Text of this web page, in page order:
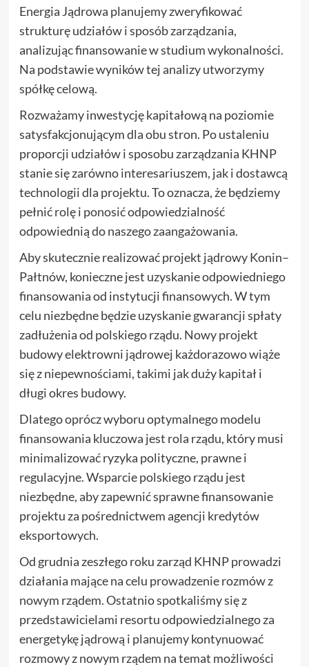
Energia Jądrowa planujemy zweryfikować
strukturę udziałów i sposób zarządzania,
analizując finansowanie w studium wykonalności.
Na podstawie wyników tej analizy utworzymy
spółkę celową.
Rozważamy inwestycję kapitałową na poziomie
satysfakcjonującym dla obu stron. Po ustaleniu
proporcji udziałów i sposobu zarządzania KHNP
stanie się zarówno interesariuszem, jak i dostawcą
technologii dla projektu. To oznacza, że będziemy
pełnić rolę i ponosić odpowiedzialność
odpowiednią do naszego zaangażowania.
Aby skutecznie realizować projekt jądrowy Konin–
Pałtnów, konieczne jest uzyskanie odpowiedniego
finansowania od instytucji finansowych. W tym
celu niezbędne będzie uzyskanie gwarancji spłaty
zadłużenia od polskiego rządu. Nowy projekt
budowy elektrowni jądrowej każdorazowo wiąże
się z niepewnościami, takimi jak duży kapitał i
długi okres budowy.
Dlatego oprócz wyboru optymalnego modelu
finansowania kluczowa jest rola rządu, który musi
minimalizować ryzyka polityczne, prawne i
regulacyjne. Wsparcie polskiego rządu jest
niezbędne, aby zapewnić sprawne finansowanie
projektu za pośrednictwem agencji kredytów
eksportowych.
Od grudnia zeszłego roku zarząd KHNP prowadzi
działania mające na celu prowadzenie rozmów z
nowym rządem. Ostatnio spotkaliśmy się z
przedstawicielami resortu odpowiedzialnego za
energetykę jądrową i planujemy kontynuować
rozmowy z nowym rządem na temat możliwości